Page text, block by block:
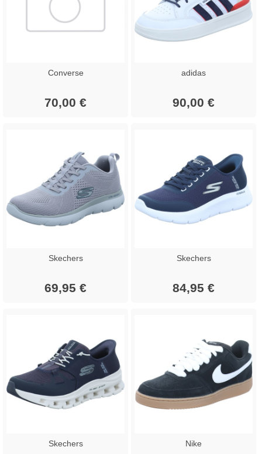
Converse
70,00 €
adidas
90,00 €
Skechers
69,95 €
Skechers
84,95 €
Skechers Nike